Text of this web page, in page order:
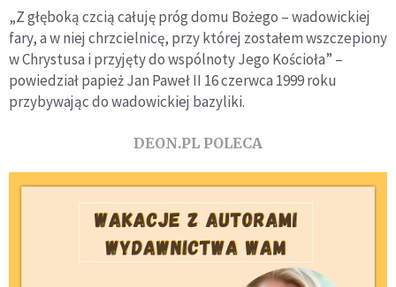
„Z głęboką czcią całuję próg domu Bożego – wadowickiej
fary, a w niej chrzcielnicę, przy której zostałem wszczepiony
w Chrystusa i przyjęty do wspólnoty Jego Kościoła” –
powiedział papież Jan Paweł II 16 czerwca 1999 roku
przybywając do wadowickiej bazyliki.
DEON.PL POLECA